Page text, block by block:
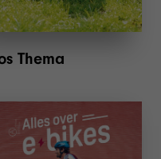
Thema
Over E-Bikes